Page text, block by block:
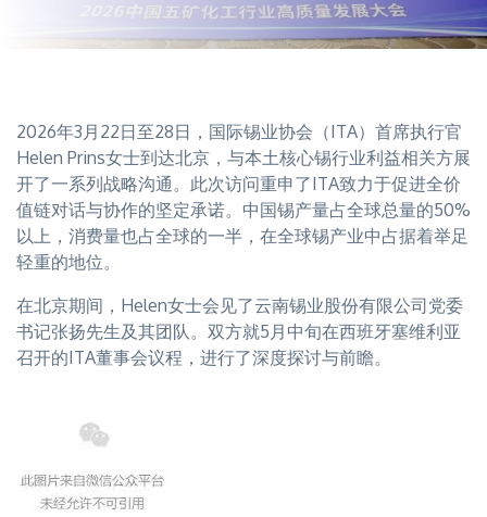
2026年3月22日至28日，国际锡业协会（ITA）首席执行官
Helen Prins女士到达北京，与本土核心锡行业利益相关方展
开了一系列战略沟通。此次访问重申了ITA致力于促进全价
值链对话与协作的坚定承诺。中国锡产量占全球总量的50%
以上，消费量也占全球的一半，在全球锡产业中占据着举足
轻重的地位。
在北京期间，Helen女士会见了云南锡业股份有限公司党委
书记张扬先生及其团队。双方就5月中旬在西班牙塞维利亚
召开的ITA董事会议程，进行了深度探讨与前瞻。